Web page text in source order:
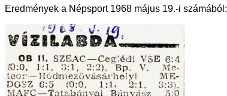
Eredmények a Népsport 1968 május 19.-i számából: